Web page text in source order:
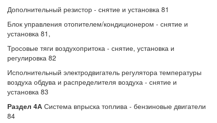
Дополнительный резистор - снятие и установка 81
Блок управления отопителем/кондиционером - снятие и
установка 81,
Тросовые тяги воздухопритока - снятие, установка и
регулировка 82
Исполнительный электродвигатель регулятора температуры
воздуха обдува и распределителя воздуха - снятие и
установка 83
Раздел 4А Система впрыска топлива - бензиновые двигатели
84